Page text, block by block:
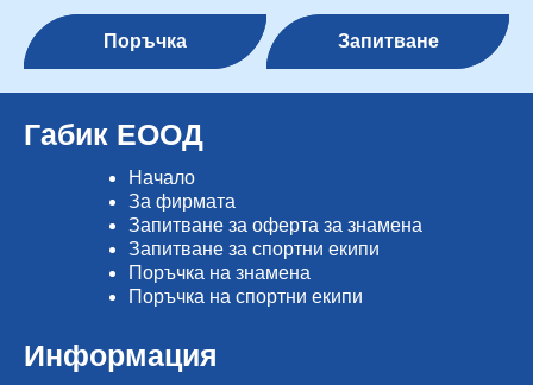
Поръчка Запитване
Габик ЕООД
Начало
Зa фирмата
Запитване за оферта за знамена
Запитване за спортни екипи
Поръчка на знамена
Поръчка на спортни екипи
Информация